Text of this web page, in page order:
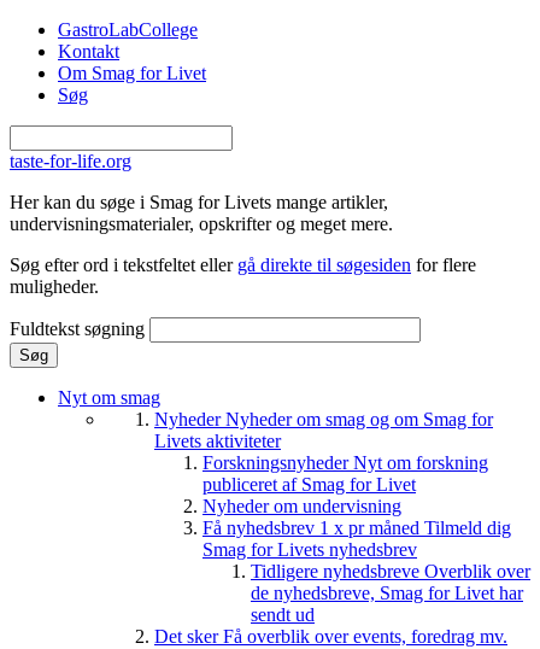
Gå til hovedindhold
GastroLabCollege
Kontakt
Om Smag for Livet
Søg
taste-for-life.org
Her kan du søge i Smag for Livets mange artikler,
undervisningsmaterialer, opskrifter og meget mere.
Søg efter ord i tekstfeltet eller gå direkte til søgesiden for flere
muligheder.
Fuldtekst søgning
Nyt om smag
NyhederNyheder om smag og om Smag for
Livets aktiviteter
ForskningsnyhederNyt om forskning
publiceret af Smag for Livet
Nyheder om undervisning
Få nyhedsbrev 1 x pr måned Tilmeld dig
Smag for Livets nyhedsbrev
Tidligere nyhedsbreve Overblik over
de nyhedsbreve, Smag for Livet har
sendt ud
Det skerFå overblik over events, foredrag mv.